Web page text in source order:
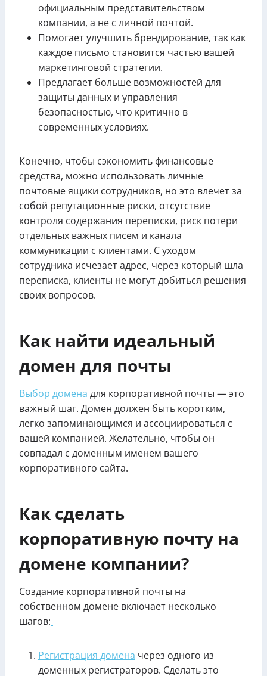
официальным представительством
компании, а не с личной почтой.
Помогает улучшить брендирование, так как
каждое письмо становится частью вашей
маркетинговой стратегии.
Предлагает больше возможностей для
защиты данных и управления
безопасностью, что критично в
современных условиях.
Конечно, чтобы сэкономить финансовые
средства, можно использовать личные
почтовые ящики сотрудников, но это влечет за
собой репутационные риски, отсутствие
контроля содержания переписки, риск потери
отдельных важных писем и канала
коммуникации с клиентами. С уходом
сотрудника исчезает адрес, через который шла
переписка, клиенты не могут добиться решения
своих вопросов.
Как найти идеальный
домен для почты
Выбор домена для корпоративной почты — это
важный шаг. Домен должен быть коротким,
легко запоминающимся и ассоциироваться с
вашей компанией. Желательно, чтобы он
совпадал с доменным именем вашего
корпоративного сайта.
Как сделать
корпоративную почту на
домене компании?
Создание корпоративной почты на
собственном домене включает несколько
шагов:
Регистрация домена через одного из
доменных регистраторов. Сделать это